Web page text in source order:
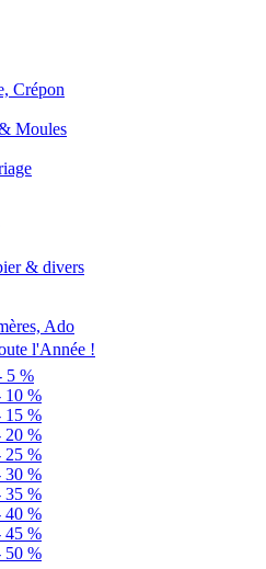
Crépon
Moules
& divers
Ado
l'Année !
5 %
%
%
%
%
%
%
%
%
%